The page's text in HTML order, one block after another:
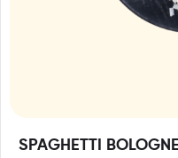
SPAGHETTI